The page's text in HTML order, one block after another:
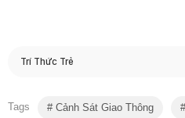
Trí Thức Trẻ
Tags Cảnh Sát Giao Thông